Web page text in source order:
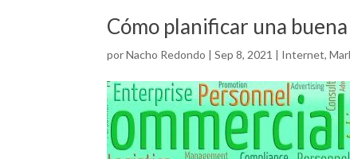
Cómo planificar una
porNacho Redondo |Sep 8, 2021 | Internet,